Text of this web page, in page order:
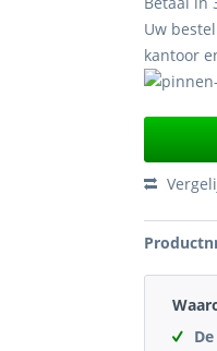
Uw
kantoor